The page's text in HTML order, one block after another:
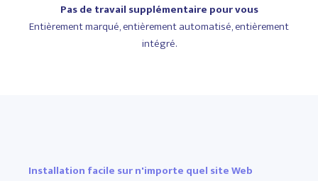
Pas de travail supplémentaire pour vous
Entièrement marqué, entièrement automatisé, entièrement
intégré.
Installation facile sur n'importe quel site Web